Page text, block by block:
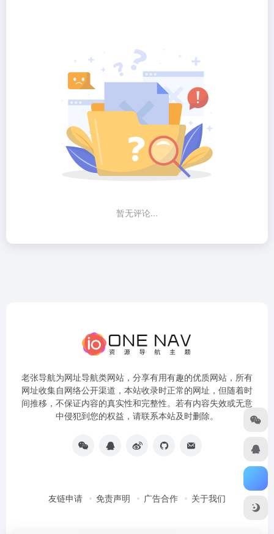
暂无评论...
老张导航为网址导航类网站，分享有用有趣的优质网站，所有
网址收集自网络公开渠道，本站收录时正常的网址，但随着时
间推移，不保证内容的真实性和完整性。若有内容失效或无意
中侵犯到您的权益，请联系本站及时删除。
友链申请 免责声明 广告合作 关于我们